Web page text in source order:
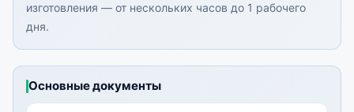
изготовления — от нескольких часов до 1 рабочего
дня.
Основные документы